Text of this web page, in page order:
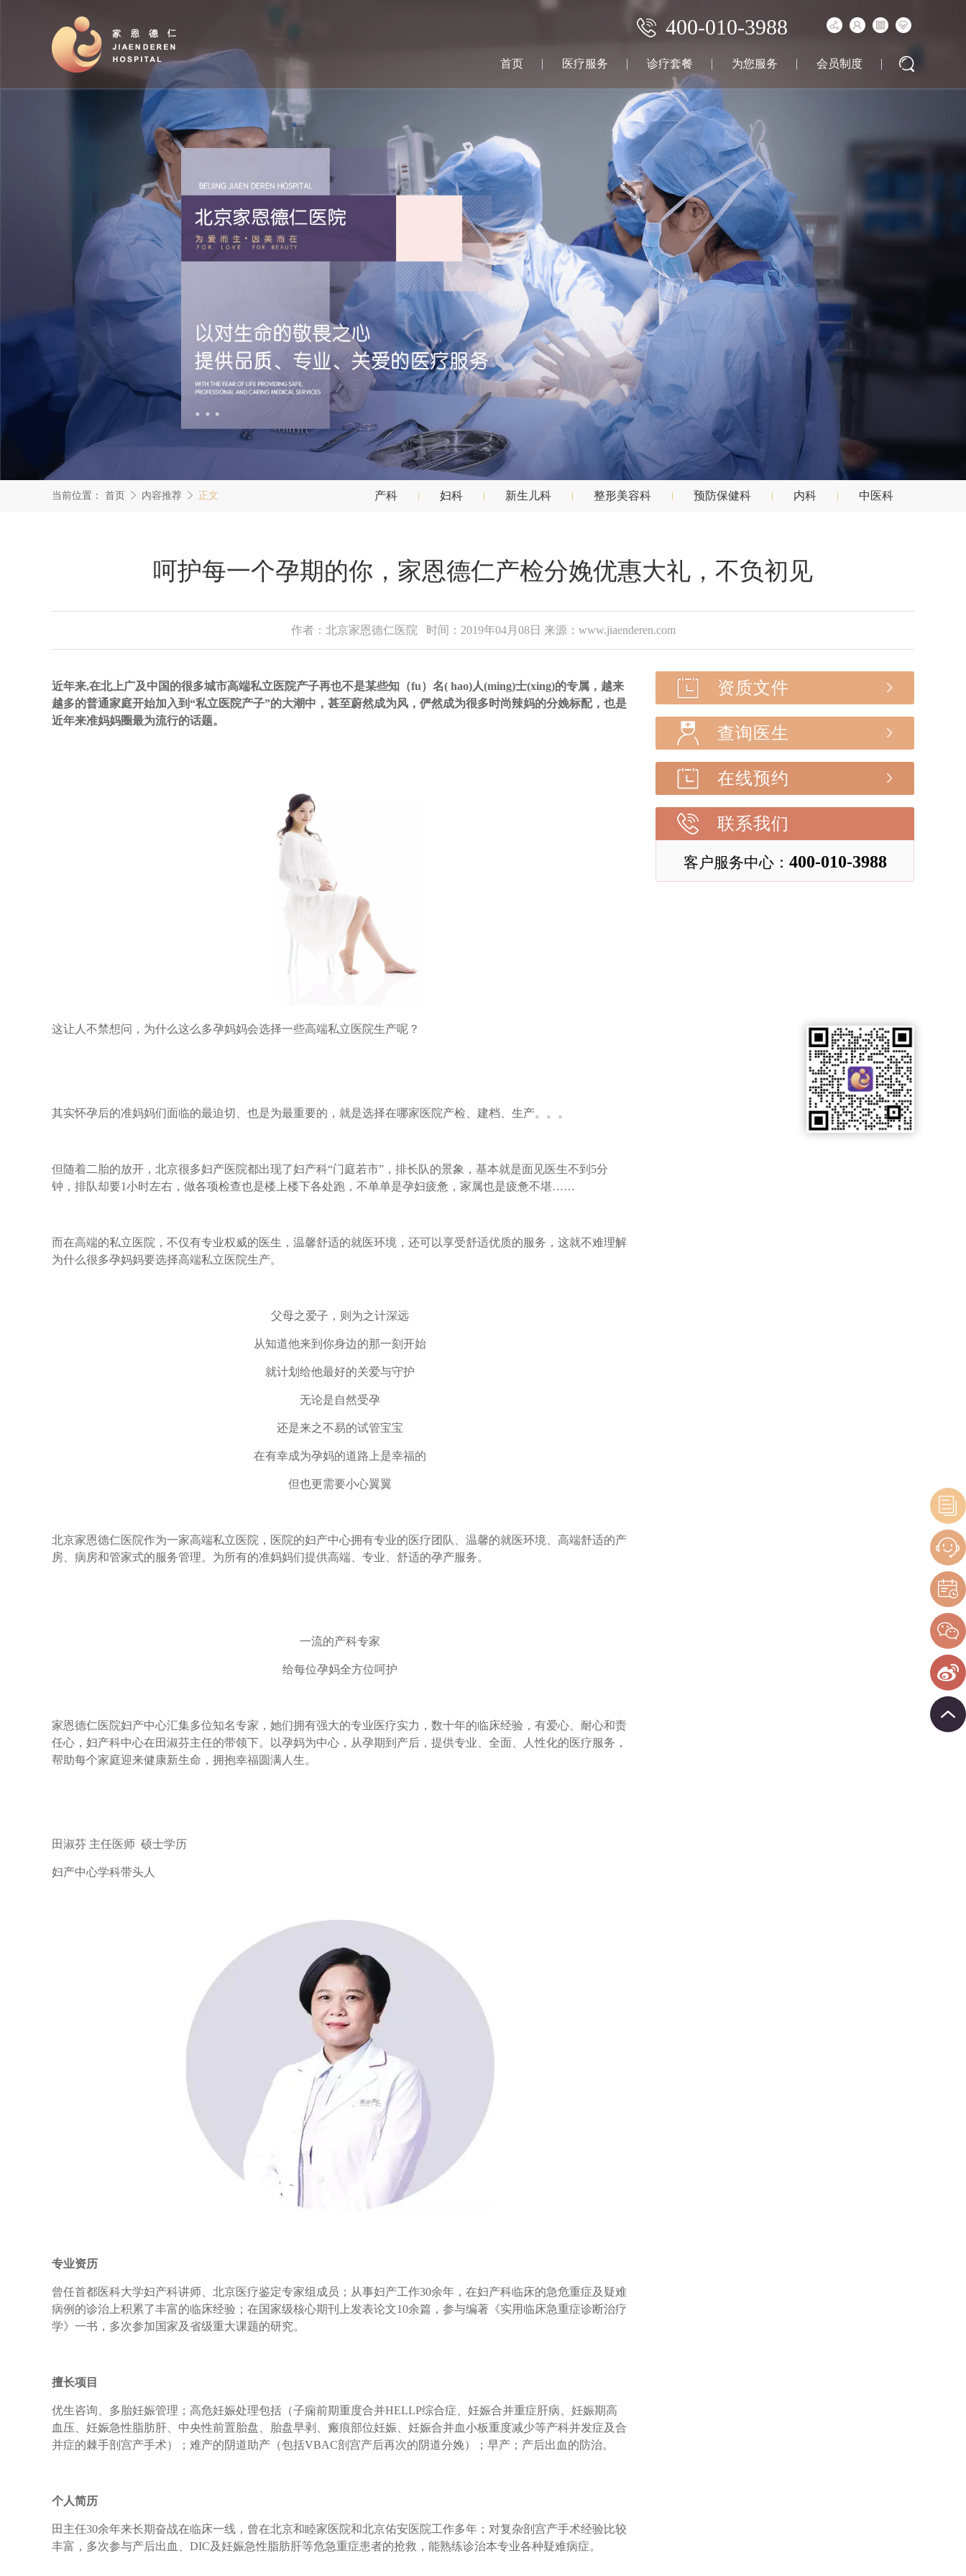
400-010-3988
首页 医疗服务 诊疗套餐 为您服务 会员制度
当前位置： 首页 内容推荐 正文 产科 妇科 新生儿科 整形美容科 预防保健科 内科 中医科
呵护每一个孕期的你，家恩德仁产检分娩优惠大礼，不负初见
作者：北京家恩德仁医院 时间：2019年04月08日 来源：www.jiaenderen.com
近年来,在北上广及中国的很多城市高端私立医院产子再也不是某些知（fu）名( hao)人(ming)士(xing)的专属，越来
越多的普通家庭开始加入到“私立医院产子”的大潮中，甚至蔚然成为风，俨然成为很多时尚辣妈的分娩标配，也是
近年来准妈妈圈最为流行的话题。
这让人不禁想问，为什么这么多孕妈妈会选择一些高端私立医院生产呢？
其实怀孕后的准妈妈们面临的最迫切、也是为最重要的，就是选择在哪家医院产检、建档、生产。。。
但随着二胎的放开，北京很多妇产医院都出现了妇产科“门庭若市”，排长队的景象，基本就是面见医生不到5分
钟，排队却要1小时左右，做各项检查也是楼上楼下各处跑，不单单是孕妇疲惫，家属也是疲惫不堪……
而在高端的私立医院，不仅有专业权威的医生，温馨舒适的就医环境，还可以享受舒适优质的服务，这就不难理解
为什么很多孕妈妈要选择高端私立医院生产。
父母之爱子，则为之计深远
从知道他来到你身边的那一刻开始
就计划给他最好的关爱与守护
无论是自然受孕
还是来之不易的试管宝宝
在有幸成为孕妈的道路上是幸福的
但也更需要小心翼翼
北京家恩德仁医院作为一家高端私立医院，医院的妇产中心拥有专业的医疗团队、温馨的就医环境、高端舒适的产
房、病房和管家式的服务管理。为所有的准妈妈们提供高端、专业、舒适的孕产服务。
一流的产科专家
给每位孕妈全方位呵护
家恩德仁医院妇产中心汇集多位知名专家，她们拥有强大的专业医疗实力，数十年的临床经验，有爱心、耐心和责
任心，妇产科中心在田淑芬主任的带领下。以孕妈为中心，从孕期到产后，提供专业、全面、人性化的医疗服务，
帮助每个家庭迎来健康新生命，拥抱幸福圆满人生。
田淑芬 主任医师 硕士学历
妇产中心学科带头人
专业资历
曾任首都医科大学妇产科讲师、北京医疗鉴定专家组成员；从事妇产工作30余年，在妇产科临床的急危重症及疑难
病例的诊治上积累了丰富的临床经验；在国家级核心期刊上发表论文10余篇，参与编著《实用临床急重症诊断治疗
学》一书，多次参加国家及省级重大课题的研究。
擅长项目
优生咨询、多胎妊娠管理；高危妊娠处理包括（子痫前期重度合并HELLP综合症、妊娠合并重症肝病、妊娠期高
血压、妊娠急性脂肪肝、中央性前置胎盘、胎盘早剥、瘢痕部位妊娠、妊娠合并血小板重度减少等产科并发症及合
并症的棘手剖宫产手术）；难产的阴道助产（包括VBAC剖宫产后再次的阴道分娩）；早产；产后出血的防治。
个人简历
田主任30余年来长期奋战在临床一线，曾在北京和睦家医院和北京佑安医院工作多年；对复杂剖宫产手术经验比较
丰富，多次参与产后出血、DIC及妊娠急性脂肪肝等危急重症患者的抢救，能熟练诊治本专业各种疑难病症。
资质文件
查询医生
在线预约
联系我们
客户服务中心： 400-010-3988